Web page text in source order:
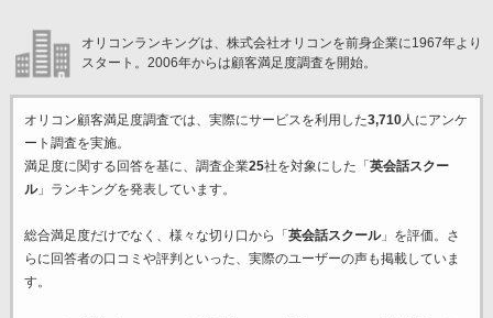
オリコンランキングは、株式会社オリコンを前身企業に1967年より
スタート。2006年からは顧客満足度調査を開始。
オリコン顧客満足度調査では、実際にサービスを利用した3,710人にアンケ
ート調査を実施。
満足度に関する回答を基に、調査企業25社を対象にした「 英会話スクー
ル」ランキングを発表しています。
総合満足度だけでなく、様々な切り口から「 英会話スクール」を評価。さ
らに回答者の口コミや評判といった、実際のユーザーの声も掲載していま
す。